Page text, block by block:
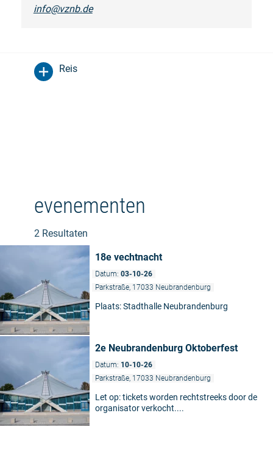
info@vznb.de
Reis
evenementen
2 Resultaten
18e vechtnacht
Datum: 03-10-26
Parkstraße, 17033 Neubrandenburg
Plaats: Stadthalle Neubrandenburg
2e Neubrandenburg Oktoberfest
Datum: 10-10-26
Parkstraße, 17033 Neubrandenburg
Let op: tickets worden rechtstreeks door de
organisator verkocht....